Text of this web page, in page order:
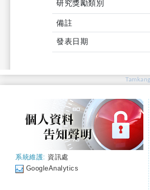
研究獎勵類別
備註
發表日期
系統維護: 資訊處
GoogleAnalytics